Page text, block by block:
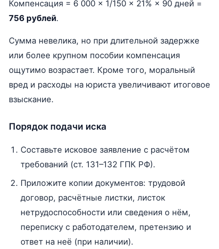
Компенсация = 6 000 × 1/150 × 21% × 90 дней =
756 рублей.
Сумма невелика, но при длительной задержке
или более крупном пособии компенсация
ощутимо возрастает. Кроме того, моральный
вред и расходы на юриста увеличивают итоговое
взыскание.
Порядок подачи иска
Составьте исковое заявление с расчётом
требований (ст. 131–132 ГПК РФ).
Приложите копии документов: трудовой
договор, расчётные листки, листок
нетрудоспособности или сведения о нём,
переписку с работодателем, претензию и
ответ на неё (при наличии).